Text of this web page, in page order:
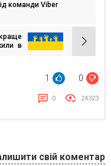
команди Viber
в
1 0
0 24323
свій коментар